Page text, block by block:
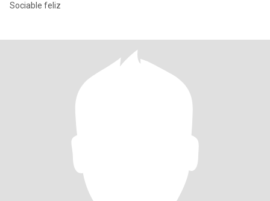
Sociable feliz